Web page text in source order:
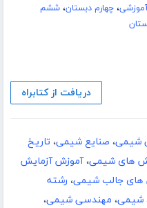
،چهارم دبستان،ششم
دریافت از کتابراه
شیمی، صنایع شیمی، تاریخ
های شیمی،آموزش آزمایش
های جالب شیمی، رشته
شیمی، مهندسی شیمی،